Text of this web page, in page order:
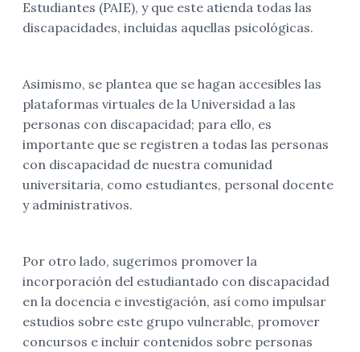
Estudiantes (PAIE), y que este atienda todas las
discapacidades, incluidas aquellas psicológicas.
Asimismo, se plantea que se hagan accesibles las
plataformas virtuales de la Universidad a las
personas con discapacidad; para ello, es
importante que se registren a todas las personas
con discapacidad de nuestra comunidad
universitaria, como estudiantes, personal docente
y administrativos.
Por otro lado, sugerimos promover la
incorporación del estudiantado con discapacidad
en la docencia e investigación, así como impulsar
estudios sobre este grupo vulnerable, promover
concursos e incluir contenidos sobre personas